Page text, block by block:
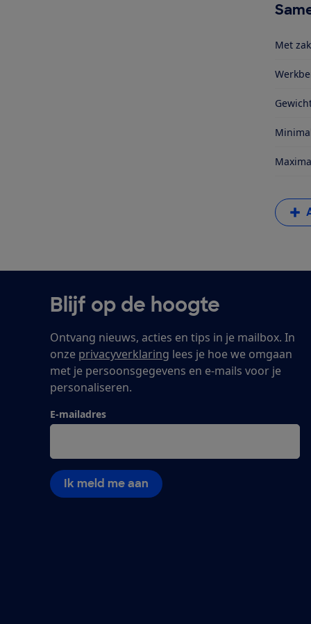
Met
Blijf op de hoogte
Ontvang nieuws, acties en tips in je mailbox. In
onze privacyverklaring lees je hoe we omgaan
met je persoonsgegevens en e-mails voor je
personaliseren.
E-mailadres
Ik meld me aan